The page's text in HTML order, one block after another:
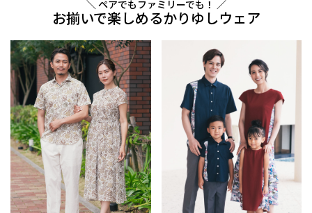
＼ ペアでもファミリーでも！ ／
お揃いで楽しめるかりゆしウェア